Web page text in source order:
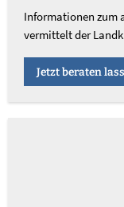
Informationen zum
vermittelt der
Jetzt beraten